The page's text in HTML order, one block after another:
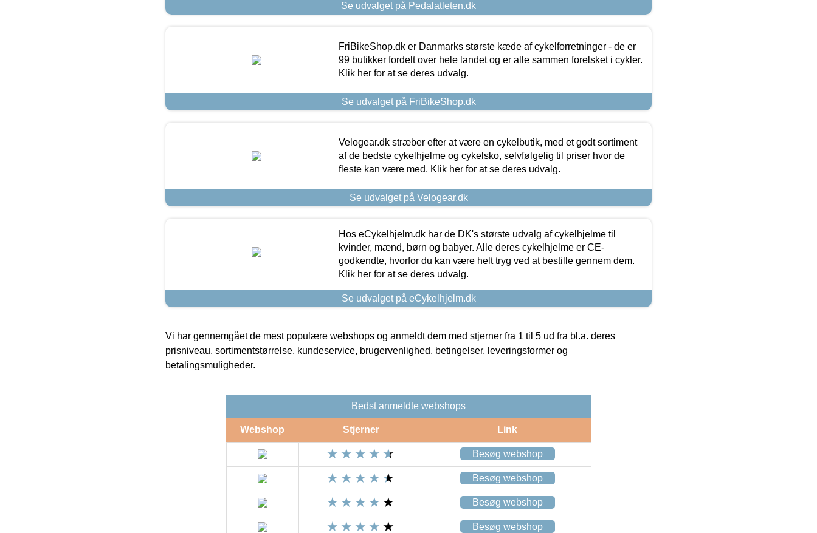
Se udvalget på Pedalatleten.dk
FriBikeShop.dk er Danmarks største kæde af cykelforretninger - de er
99 butikker fordelt over hele landet og er alle sammen forelsket i cykler.
Klik her for at se deres udvalg.
Se udvalget på FriBikeShop.dk
Velogear.dk stræber efter at være en cykelbutik, med et godt sortiment
af de bedste cykelhjelme og cykelsko, selvfølgelig til priser hvor de
fleste kan være med. Klik her for at se deres udvalg.
Se udvalget på Velogear.dk
Hos eCykelhjelm.dk har de DK's største udvalg af cykelhjelme til
kvinder, mænd, børn og babyer. Alle deres cykelhjelme er CE-
godkendte, hvorfor du kan være helt tryg ved at bestille gennem dem.
Klik her for at se deres udvalg.
Se udvalget på eCykelhjelm.dk
Vi har gennemgået de mest populære webshops og anmeldt dem med stjerner fra 1 til 5 ud fra bl.a. deres
prisniveau, sortimentstørrelse, kundeservice, brugervenlighed, betingelser, leveringsformer og
betalingsmuligheder.
Bedst anmeldte webshops
Webshop Stjerner Link
Besøg webshop
Besøg webshop
Besøg webshop
Besøg webshop